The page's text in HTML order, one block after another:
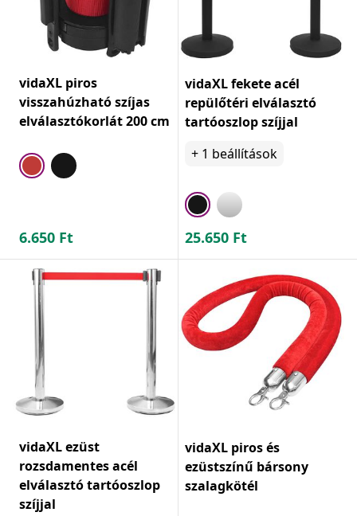
vidaXL piros
visszahúzható szíjas
elválasztókorlát 200 cm
6.650 Ft
vidaXL fekete acél
repülőtéri elválasztó
tartóoszlop szíjjal
+ 1 beállítások
25.650 Ft
vidaXL ezüst
rozsdamentes acél
elválasztó tartóoszlop
szíjjal
vidaXL piros és
ezüstszínű bársony
szalagkötél